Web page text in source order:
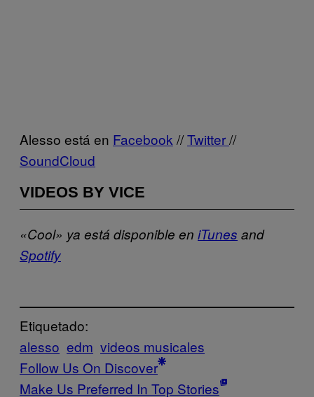
Alesso está en Facebook //Twitter//
SoundCloud
VIDEOS BY VICE
«Cool» ya está disponible en iTunes and
Spotify
Etiquetado:
alesso edm videos musicales
Follow Us On Discover
Make Us Preferred In Top Stories